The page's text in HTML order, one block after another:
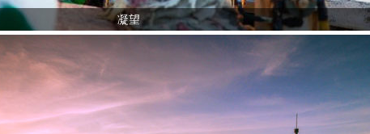
凝望